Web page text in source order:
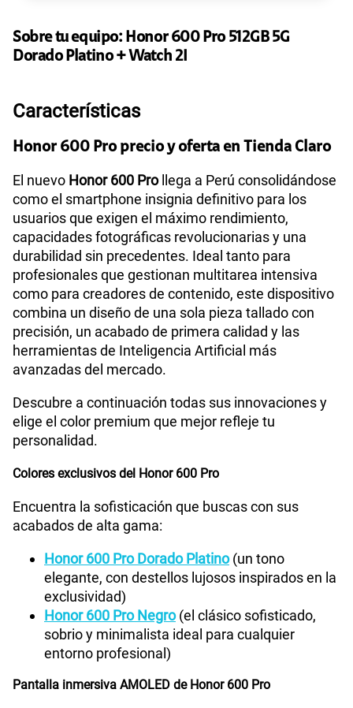
Sobre tu equipo: Honor 600 Pro 512GB 5G
Dorado Platino + Watch 2I
Características
Honor 600 Pro precio y oferta en Tienda Claro
El nuevo Honor 600 Prollega a Perú consolidándose
como el smartphone insignia definitivo para los
usuarios que exigen el máximo rendimiento,
capacidades fotográficas revolucionarias y una
durabilidad sin precedentes. Ideal tanto para
profesionales que gestionan multitarea intensiva
como para creadores de contenido, este dispositivo
combina un diseño de una sola pieza tallado con
precisión, un acabado de primera calidad y las
herramientas de Inteligencia Artificial más
avanzadas del mercado.
Descubre a continuación todas sus innovaciones y
elige el color premium que mejor refleje tu
personalidad.
Colores exclusivos del Honor 600 Pro
Encuentra la sofisticación que buscas con sus
acabados de alta gama:
Honor 600 Pro Dorado Platino(un tono
elegante, con destellos lujosos inspirados en la
exclusividad)
Honor 600 Pro Negro(el clásico sofisticado,
sobrio y minimalista ideal para cualquier
entorno profesional)
Pantalla inmersiva AMOLED de Honor 600 Pro